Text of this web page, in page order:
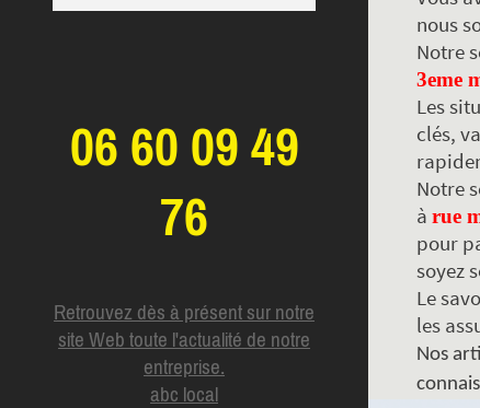
nous
Notre
3eme
Les
clés,
Notre
à rue
pour
soyez
Le
les
Nos
06 60 09 49
76
Retrouvez dès à présent sur notre
site Web toute l'actualité de notre
entreprise.
abc local